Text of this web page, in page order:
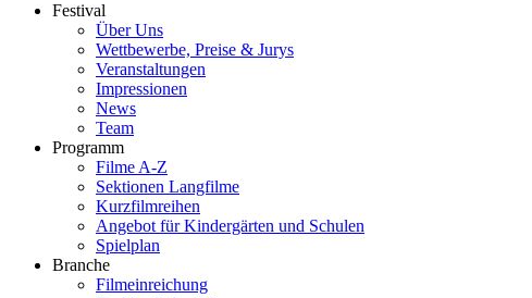
Festival
Über Uns
Wettbewerbe, Preise & Jurys
Veranstaltungen
Impressionen
News
Team
Programm
Filme A-Z
Sektionen Langfilme
Kurzfilmreihen
Angebot für Kindergärten und Schulen
Spielplan
Branche
Filmeinreichung